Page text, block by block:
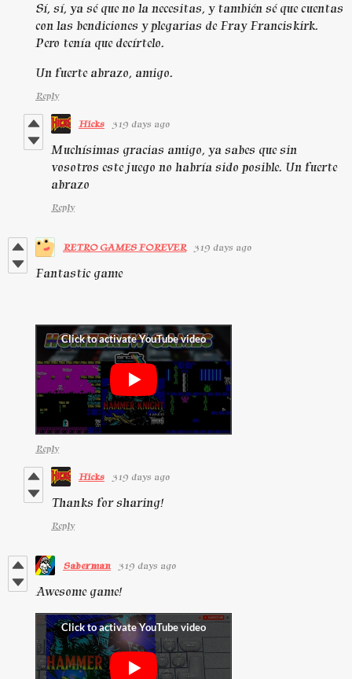
Sí, sí, ya sé que no la necesitas, y también sé que cuentas
con las bendiciones y plegarias de Fray Franciskirk.
Pero tenía que decírtelo.
Un fuerte abrazo, amigo.
Reply
Hicks 319 days ago
Muchísimas gracias amigo, ya sabes que sin
vosotros este juego no habría sido posible. Un fuerte
abrazo
Reply
RETRO GAMES FOREVER 319 days ago
Fantastic game
Reply
Hicks 319 days ago
Thanks for sharing!
Reply
Saberman 319 days ago
Awesome game!